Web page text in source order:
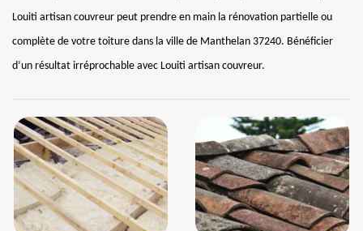
Louiti artisan couvreur peut prendre en main la rénovation partielle ou
complète de votre toiture dans la ville de Manthelan 37240. Bénéficier
d’un résultat irréprochable avec Louiti artisan couvreur.